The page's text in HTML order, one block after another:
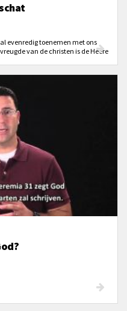
evenredig toenemen met ons
van de christen is de Heere